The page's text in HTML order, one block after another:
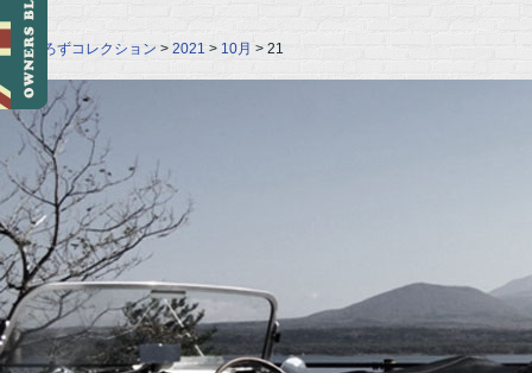
英国よろずコレクション > 2021 > 10月 > 21